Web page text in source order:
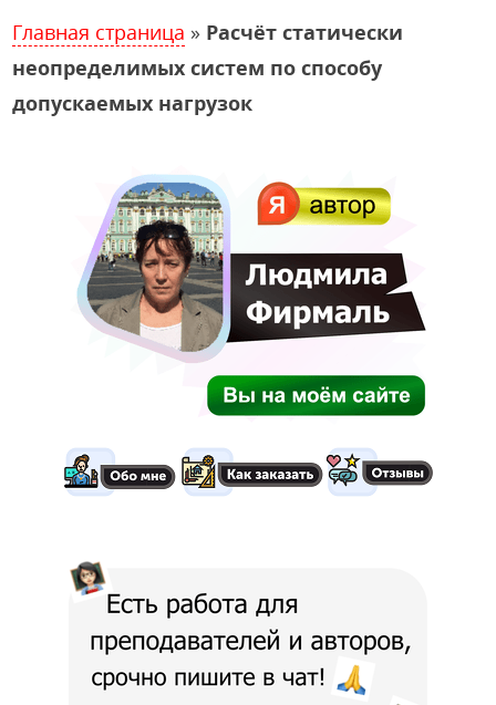
Главная страница » Расчёт статически
неопределимых систем по способу
допускаемых нагрузок